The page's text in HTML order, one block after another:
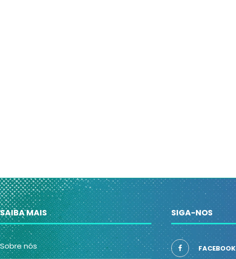
SAIBA MAIS
Sobre nós
SIGA-NOS
FACEBOOK